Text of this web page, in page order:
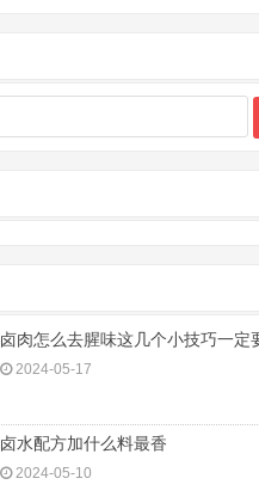
卤肉怎么去腥味这几个小技巧一定
2024-05-17
卤水配方加什么料最香
2024-05-10